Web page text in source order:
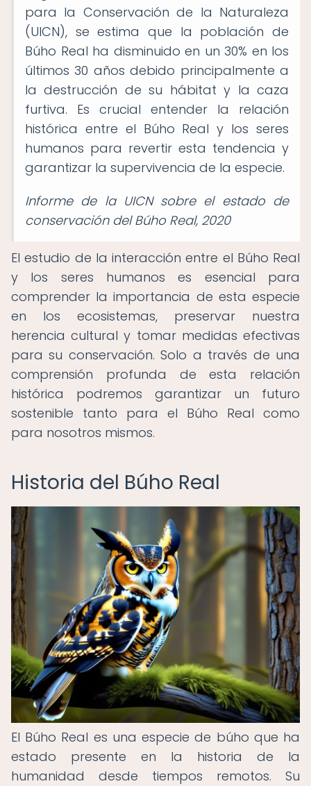
para la Conservación de la Naturaleza
(UICN), se estima que la población de
Búho Real ha disminuido en un 30% en los
últimos 30 años debido principalmente a
la destrucción de su hábitat y la caza
furtiva. Es crucial entender la relación
histórica entre el Búho Real y los seres
humanos para revertir esta tendencia y
garantizar la supervivencia de la especie.
Informe de la UICN sobre el estado de
conservación del Búho Real, 2020
El estudio de la interacción entre el Búho Real
y los seres humanos es esencial para
comprender la importancia de esta especie
en los ecosistemas, preservar nuestra
herencia cultural y tomar medidas efectivas
para su conservación. Solo a través de una
comprensión profunda de esta relación
histórica podremos garantizar un futuro
sostenible tanto para el Búho Real como
para nosotros mismos.
Historia del Búho Real
El Búho Real es una especie de búho que ha
estado presente en la historia de la
humanidad desde tiempos remotos. Su